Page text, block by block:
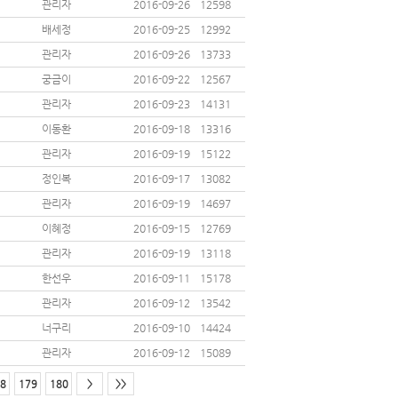
관리자 2016-09-26
12598
배세정 2016-09-25
12992
관리자 2016-09-26
13733
궁금이 2016-09-22
12567
관리자 2016-09-23
14131
이동환 2016-09-18
13316
관리자 2016-09-19
15122
정인복 2016-09-17
13082
관리자 2016-09-19
14697
이혜정 2016-09-15
12769
관리자 2016-09-19
13118
한선우 2016-09-11
15178
관리자 2016-09-12
13542
너구리 2016-09-10
14424
관리자 2016-09-12 15089
179 180 > >>